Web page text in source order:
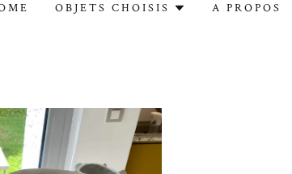
OBJETS CHOISIS A PROPOS